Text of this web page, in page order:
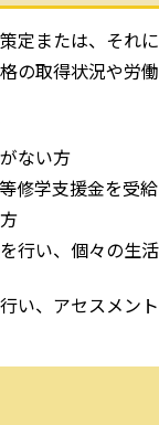
定または、それ
の取得状況や労
ない方
修学支援金を受
い、個々の生
、アセスメント